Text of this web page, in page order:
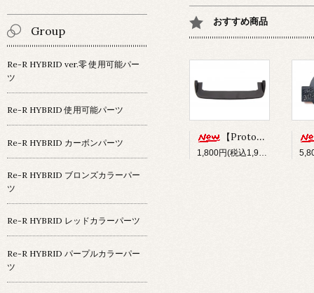
おすすめ商品
【Prototype34】フロントディフューザー
1,800円(税込1,980円)
Group
Re-R HYBRID ver.零 使用可能パー
ツ
Re-R HYBRID 使用可能パーツ
Re-R HYBRID カーボンパーツ
Re-R HYBRID ブロンズカラーパー
ツ
Re-R HYBRID レッドカラーパーツ
Re-R HYBRID パープルカラーパー
ツ